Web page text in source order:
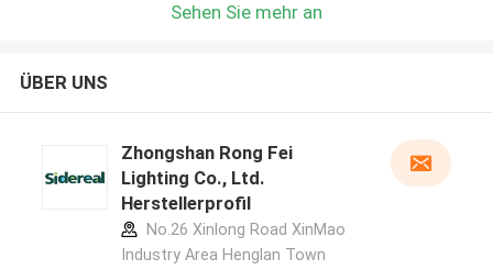
Sehen Sie mehr an
ÜBER UNS
Zhongshan Rong Fei
Lighting Co., Ltd.
Herstellerprofil
No.26 Xinlong Road XinMao
Industry Area Henglan Town